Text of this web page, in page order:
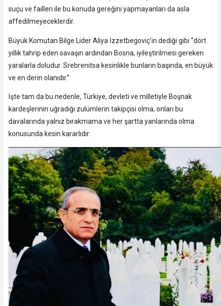
suçu ve failleri ile bu konuda gereğini yapmayanları da asla
affedilmeyeceklerdir.
Büyük Komutan Bilge Lider Aliya İzzetbegoviç'in dediği gibi “dört
yıllık tahrip eden savaşın ardından Bosna, iyileştirilmesi gereken
yaralarla doludur. Srebrenitsa kesinlikle bunların başında, en büyük
ve en derin olanıdır.”
İşte tam da bu nedenle, Türkiye, devleti ve milletiyle Boşnak
kardeşlerinin uğradığı zulümlerin takipçisi olma, onları bu
davalarında yalnız bırakmama ve her şartta yanlarında olma
konusunda kesin kararlıdır.